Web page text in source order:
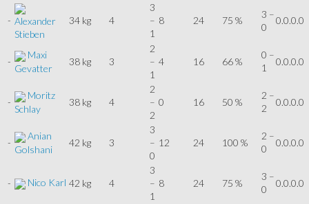
- Alexander
Stieben
34 kg 4
3
–
1
8 24 75 %
3 –
0
0.0.0.0
-
Maxi
Gevatter
38 kg 3
2
–
1
4 16 66 %
0 –
1
0.0.0.0
-
Moritz
Schlay
38 kg 4
2
–
2
0 16 50 %
2 –
2
0.0.0.0
-
Anian
Golshani
42 kg 3
3
–
0
12 24 100 %
2 –
0
0.0.0.0
- Nico Karl 42 kg 4
3
–
1
8 24 75 %
3 –
0
0.0.0.0